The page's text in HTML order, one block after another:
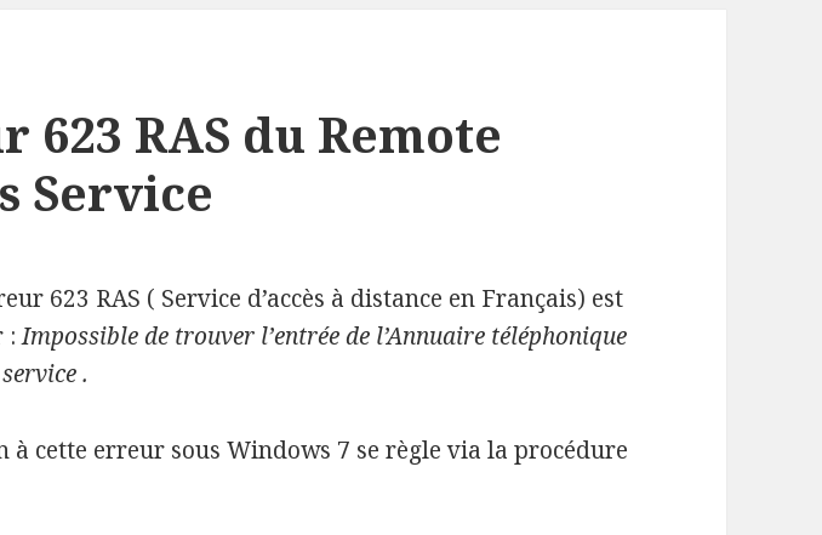
623 RAS du Remote
Service
623 RAS ( Service d’accès à distance en Français) est
:Impossible de trouver l’entrée de l’Annuaire téléphonique
.
à cette erreur sous Windows 7 se règle via la procédure